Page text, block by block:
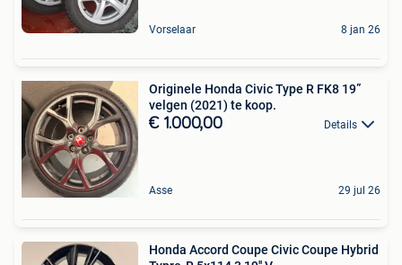
Vorselaar 8 jan 26
Originele Honda Civic Type R FK8 19”
velgen (2021) te koop.
€ 1.000,00 Details
Asse 29 jul 26
Honda Accord Coupe Civic Coupe Hybrid